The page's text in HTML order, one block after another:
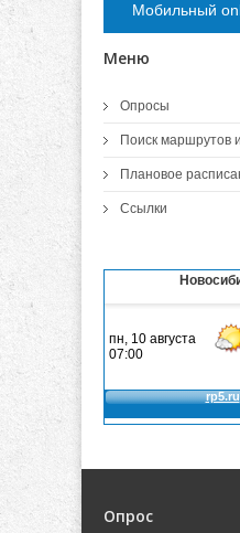
Мобильный
Меню
Опросы
Поиск маршрутов
Плановое
Ссылки
Опрос